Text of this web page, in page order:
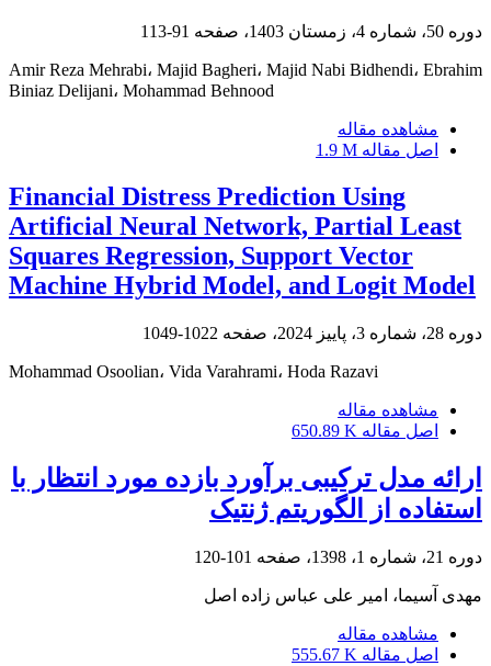
دوره 50، شماره 4، زمستان 1403، صفحه 91-113
Amir Reza Mehrabi، Majid Bagheri، Majid Nabi Bidhendi، Ebrahim
Biniaz Delijani، Mohammad Behnood
مشاهده مقاله
اصل مقاله 1.9 M
Financial Distress Prediction Using
Artificial Neural Network, Partial Least
Squares Regression, Support Vector
Machine Hybrid Model, and Logit Model
دوره 28، شماره 3، پاییز 2024، صفحه 1022-1049
Mohammad Osoolian، Vida Varahrami، Hoda Razavi
مشاهده مقاله
اصل مقاله 650.89 K
ارائه مدل ترکیبی برآورد بازده مورد انتظار با
استفاده از الگوریتم ژنتیک
دوره 21، شماره 1، 1398، صفحه 101-120
مهدی آسیما، امیر علی عباس زاده اصل
مشاهده مقاله
اصل مقاله 555.67 K